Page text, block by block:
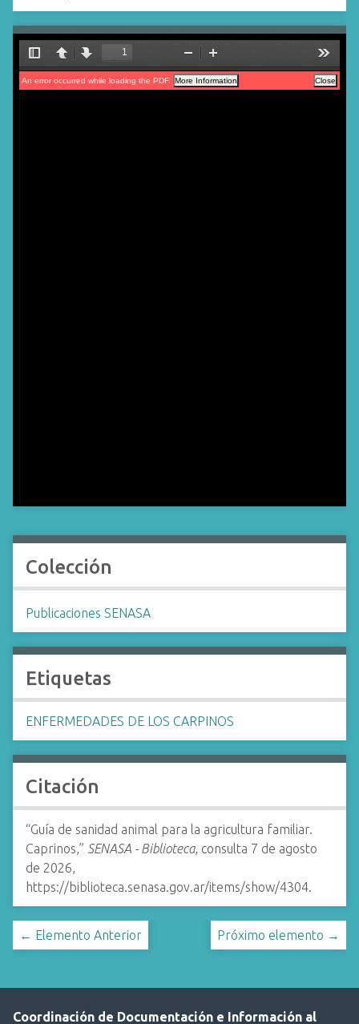
Colección
Publicaciones SENASA
Etiquetas
ENFERMEDADES DE LOS CARPINOS
Citación
“Guía de sanidad animal para la agricultura familiar.
Caprinos,” SENASA - Biblioteca, consulta 7 de agosto
de 2026,
https://biblioteca.senasa.gov.ar/items/show/4304.
← Elemento Anterior Próximo elemento →
Coordinación de Documentación e Información al